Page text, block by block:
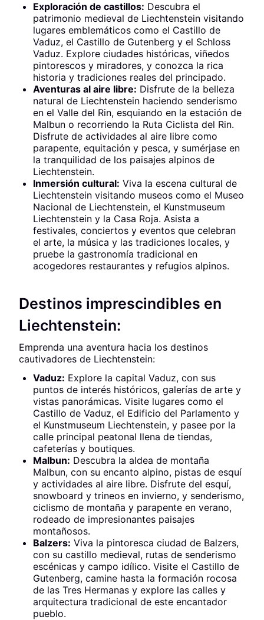
Exploración de castillos: Descubra el
patrimonio medieval de Liechtenstein visitando
lugares emblemáticos como el Castillo de
Vaduz, el Castillo de Gutenberg y el Schloss
Vaduz. Explore ciudades históricas, viñedos
pintorescos y miradores, y conozca la rica
historia y tradiciones reales del principado.
Aventuras al aire libre: Disfrute de la belleza
natural de Liechtenstein haciendo senderismo
en el Valle del Rin, esquiando en la estación de
Malbun o recorriendo la Ruta Ciclista del Rin.
Disfrute de actividades al aire libre como
parapente, equitación y pesca, y sumérjase en
la tranquilidad de los paisajes alpinos de
Liechtenstein.
Inmersión cultural: Viva la escena cultural de
Liechtenstein visitando museos como el Museo
Nacional de Liechtenstein, el Kunstmuseum
Liechtenstein y la Casa Roja. Asista a
festivales, conciertos y eventos que celebran
el arte, la música y las tradiciones locales, y
pruebe la gastronomía tradicional en
acogedores restaurantes y refugios alpinos.
Destinos imprescindibles en
Liechtenstein:
Emprenda una aventura hacia los destinos
cautivadores de Liechtenstein:
Vaduz: Explore la capital Vaduz, con sus
puntos de interés históricos, galerías de arte y
vistas panorámicas. Visite lugares como el
Castillo de Vaduz, el Edificio del Parlamento y
el Kunstmuseum Liechtenstein, y pasee por la
calle principal peatonal llena de tiendas,
cafeterías y boutiques.
Malbun: Descubra la aldea de montaña
Malbun, con su encanto alpino, pistas de esquí
y actividades al aire libre. Disfrute del esquí,
snowboard y trineos en invierno, y senderismo,
ciclismo de montaña y parapente en verano,
rodeado de impresionantes paisajes
montañosos.
Balzers: Viva la pintoresca ciudad de Balzers,
con su castillo medieval, rutas de senderismo
escénicas y campo idílico. Visite el Castillo de
Gutenberg, camine hasta la formación rocosa
de las Tres Hermanas y explore las calles y
arquitectura tradicional de este encantador
pueblo.